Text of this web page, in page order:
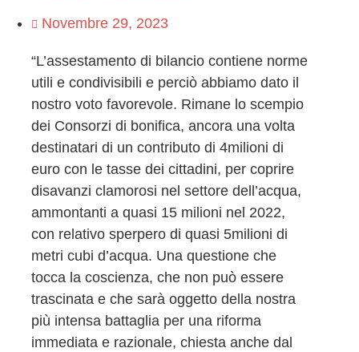
Novembre 29, 2023
“L’assestamento di bilancio contiene norme
utili e condivisibili e perciò abbiamo dato il
nostro voto favorevole. Rimane lo scempio
dei Consorzi di bonifica, ancora una volta
destinatari di un contributo di 4milioni di
euro con le tasse dei cittadini, per coprire
disavanzi clamorosi nel settore dell’acqua,
ammontanti a quasi 15 milioni nel 2022,
con relativo sperpero di quasi 5milioni di
metri cubi d’acqua. Una questione che
tocca la coscienza, che non può essere
trascinata e che sarà oggetto della nostra
più intensa battaglia per una riforma
immediata e razionale, chiesta anche dal